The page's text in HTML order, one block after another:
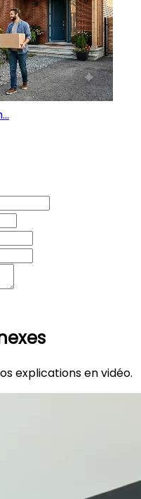
explications en vidéo.